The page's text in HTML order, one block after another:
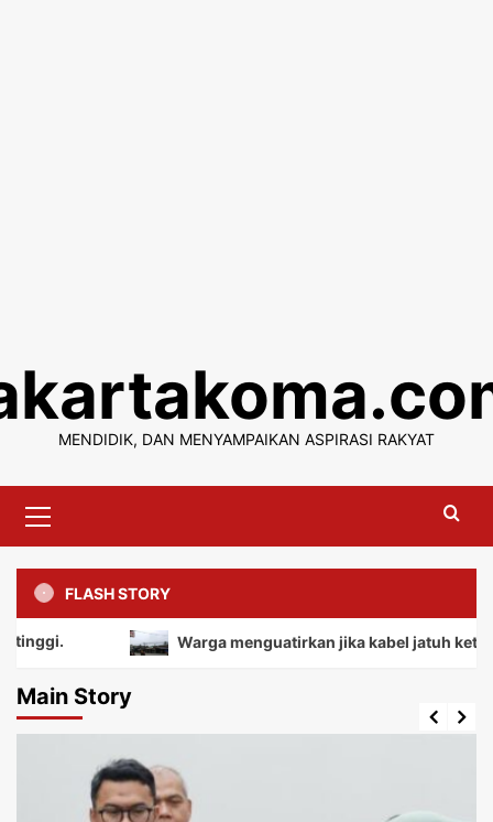
content
MENDIDIK, DAN MENYAMPAIKAN ASPIRASI RAKYAT
Menu
FLASH STORY
Warga menguatirkan jika kabel jatuh ketanah,
Main Story